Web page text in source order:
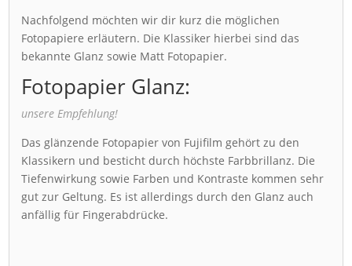
Nachfolgend möchten wir dir kurz die möglichen
Fotopapiere erläutern. Die Klassiker hierbei sind das
bekannte Glanz sowie Matt Fotopapier.
Fotopapier Glanz:
unsere Empfehlung!
Das glänzende Fotopapier von Fujifilm gehört zu den
Klassikern und besticht durch höchste Farbbrillanz. Die
Tiefenwirkung sowie Farben und Kontraste kommen sehr
gut zur Geltung. Es ist allerdings durch den Glanz auch
anfällig für Fingerabdrücke.